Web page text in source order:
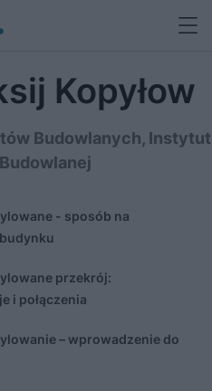
Kopyłow
Budowlanych, Instytut
- sposób na
przekrój:
i połączenia
– wprowadzenie do